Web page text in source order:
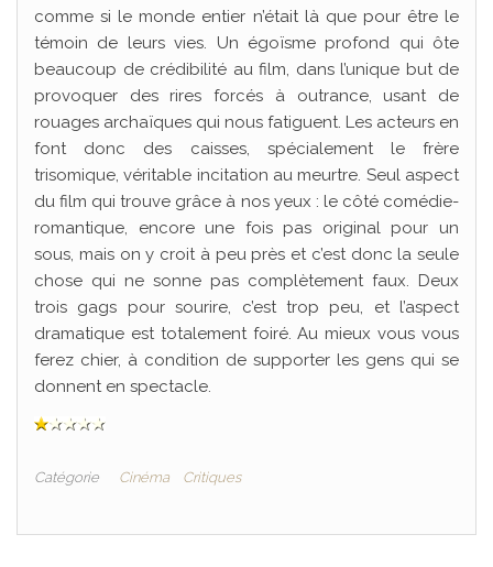
comme si le monde entier n’était là que pour être le
témoin de leurs vies. Un égoïsme profond qui ôte
beaucoup de crédibilité au film, dans l’unique but de
provoquer des rires forcés à outrance, usant de
rouages archaïques qui nous fatiguent. Les acteurs en
font donc des caisses, spécialement le frère
trisomique, véritable incitation au meurtre. Seul aspect
du film qui trouve grâce à nos yeux : le côté comédie-
romantique, encore une fois pas original pour un
sous, mais on y croit à peu près et c’est donc la seule
chose qui ne sonne pas complètement faux. Deux
trois gags pour sourire, c’est trop peu, et l’aspect
dramatique est totalement foiré. Au mieux vous vous
ferez chier, à condition de supporter les gens qui se
donnent en spectacle.
Catégorie Cinéma Critiques